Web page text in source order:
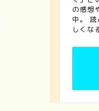
の感想
中。 読
しくな